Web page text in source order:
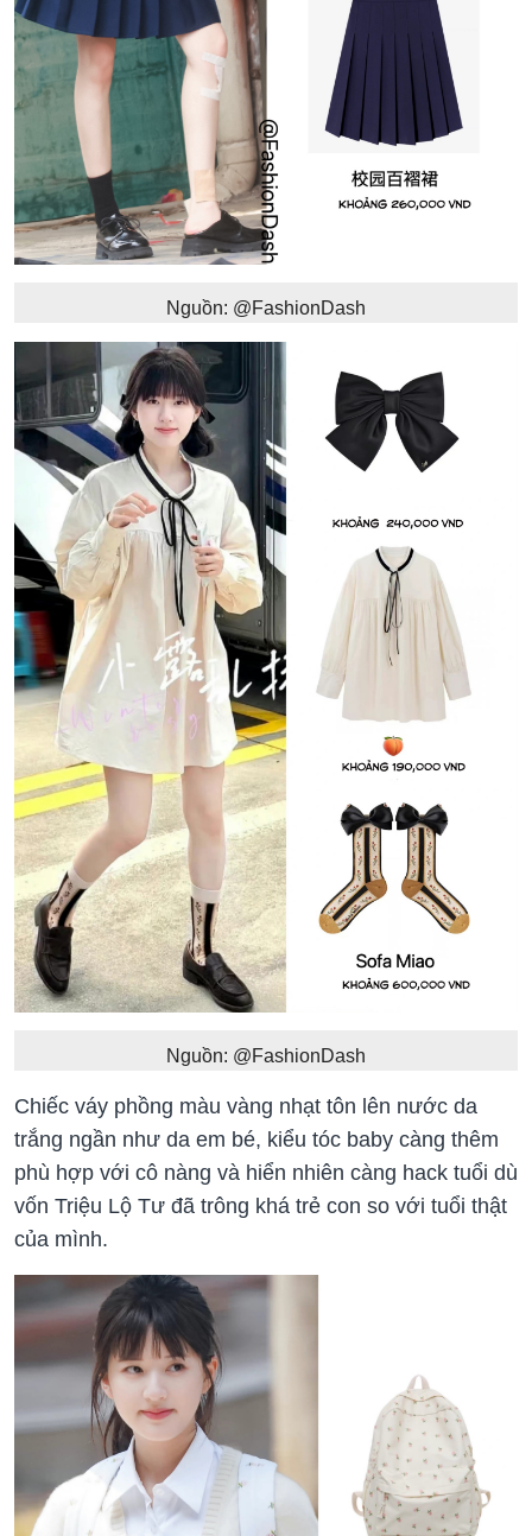
Nguồn: @FashionDash
Nguồn: @FashionDash
Chiếc váy phồng màu vàng nhạt tôn lên nước da
trắng ngần như da em bé, kiểu tóc baby càng thêm
phù hợp với cô nàng và hiển nhiên càng hack tuổi dù
vốn Triệu Lộ Tư đã trông khá trẻ con so với tuổi thật
của mình.